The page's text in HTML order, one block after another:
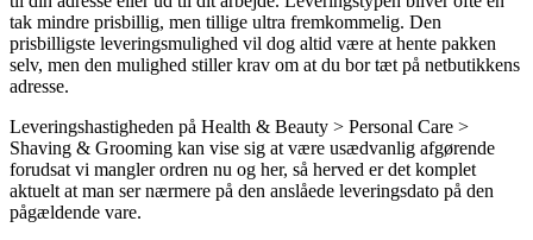
tak mindre prisbillig, men tillige ultra fremkommelig. Den
prisbilligste leveringsmulighed vil dog altid være at hente pakken
selv, men den mulighed stiller krav om at du bor tæt på netbutikkens
adresse.
Leveringshastigheden på Health & Beauty > Personal Care >
Shaving & Grooming kan vise sig at være usædvanlig afgørende
forudsat vi mangler ordren nu og her, så herved er det komplet
aktuelt at man ser nærmere på den anslåede leveringsdato på den
pågældende vare.